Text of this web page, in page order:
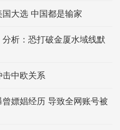
大选 中国都是输家
析：恐打破金厦水域线默
中欧关系
嫖娼经历 导致全网账号被